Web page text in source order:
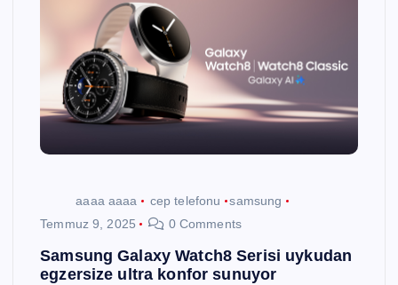
aaaa aaaa cep telefonu
samsung
Temmuz 9, 2025
0 Comments
Samsung Galaxy Watch8 Serisi uykudan
egzersize ultra konfor sunuyor